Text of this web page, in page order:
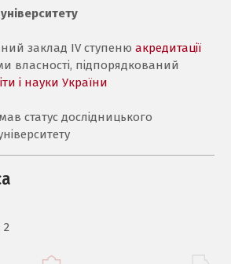
заклад IV ступенюакредитації
власності, підпорядкований
і науки України
статус дослідницького